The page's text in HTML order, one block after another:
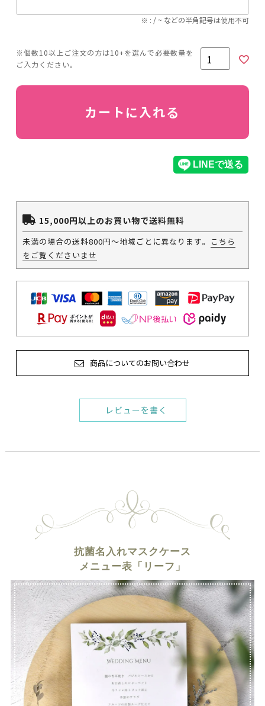
須)
※ : / ~ などの半角記号は使用不可
カートに入れる
15,000円以上のお買い物で送料無料
未満の場合の送料800円～地域ごとに異なります。
こちら
をご覧くださいませ
商品についてのお問い合わせ
レビューを書く
抗菌名入れマスクケース
メニュー表「リーフ」